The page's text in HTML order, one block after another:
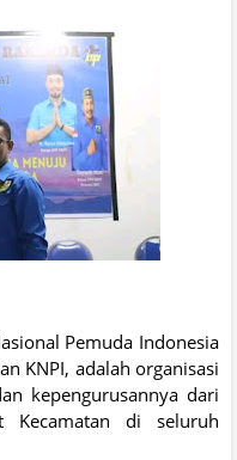
Pemuda Indonesia
KNPI, adalah organisasi
kepengurusannya dari
Kecamatan di seluruh